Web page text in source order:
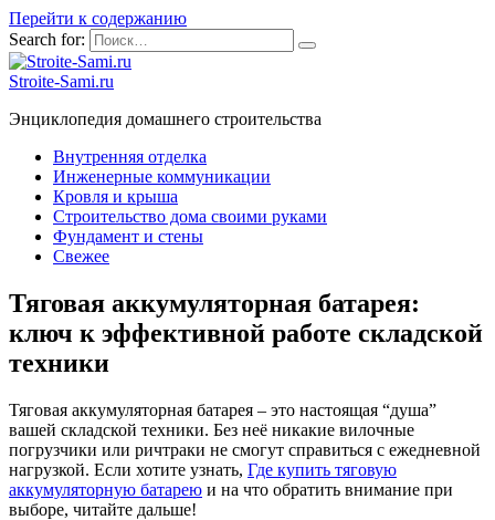
Перейти к содержанию
Search for:
Stroite-Sami.ru
Энциклопедия домашнего строительства
Внутренняя отделка
Инженерные коммуникации
Кровля и крыша
Строительство дома своими руками
Фундамент и стены
Свежее
Тяговая аккумуляторная батарея:
ключ к эффективной работе складской
техники
Тяговая аккумуляторная батарея – это настоящая “душа”
вашей складской техники. Без неё никакие вилочные
погрузчики или ричтраки не смогут справиться с ежедневной
нагрузкой. Если хотите узнать, Где купить тяговую
аккумуляторную батарею и на что обратить внимание при
выборе, читайте дальше!